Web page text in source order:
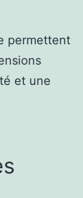
permettent
et une